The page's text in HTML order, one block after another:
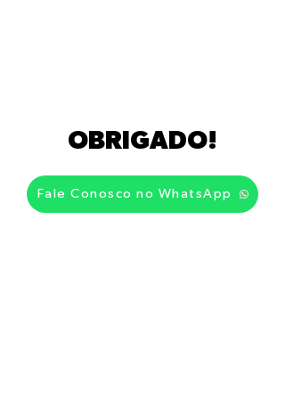
OBRIGADO!
Fale Conosco no WhatsApp